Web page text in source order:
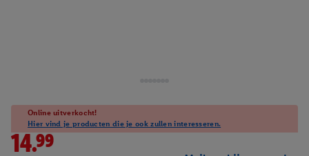
Online uitverkocht!
Hier vind je producten die je ook zullen interesseren.
14.99